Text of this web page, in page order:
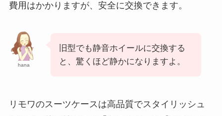
費用はかかりますが、安全に交換できます。
hana
旧型でも静音ホイールに交換する
と、驚くほど静かになりますよ。
リモワのスーツケースは高品質でスタイリッシュ